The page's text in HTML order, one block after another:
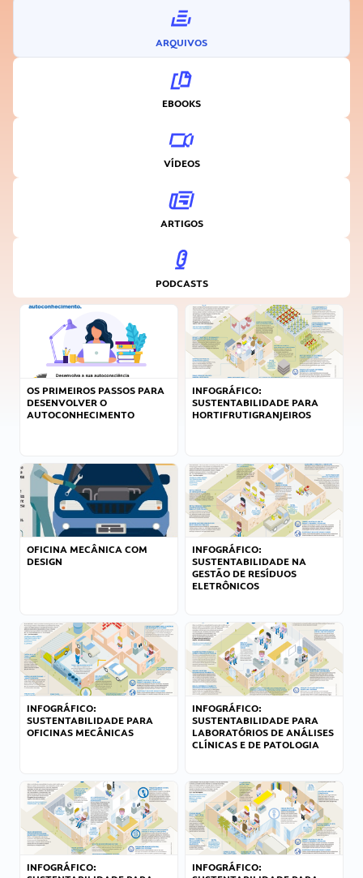
ARQUIVOS
EBOOKS
VÍDEOS
ARTIGOS
PODCASTS
OS PRIMEIROS PASSOS PARA
DESENVOLVER O
AUTOCONHECIMENTO
INFOGRÁFICO:
SUSTENTABILIDADE PARA
HORTIFRUTIGRANJEIROS
OFICINA MECÂNICA COM
DESIGN
INFOGRÁFICO:
SUSTENTABILIDADE NA
GESTÃO DE RESÍDUOS
ELETRÔNICOS
INFOGRÁFICO:
SUSTENTABILIDADE PARA
OFICINAS MECÂNICAS
INFOGRÁFICO:
SUSTENTABILIDADE PARA
LABORATÓRIOS DE ANÁLISES
CLÍNICAS E DE PATOLOGIA
INFOGRÁFICO:
INFOGRÁFICO: